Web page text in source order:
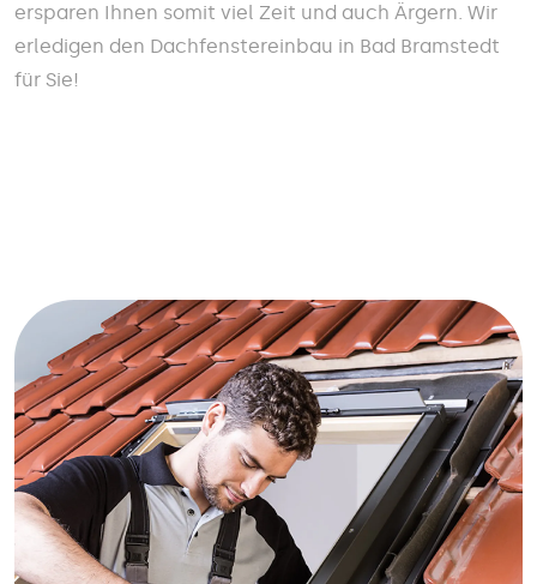
ersparen Ihnen somit viel Zeit und auch Ärgern. Wir
erledigen den Dachfenstereinbau in Bad Bramstedt
für Sie!